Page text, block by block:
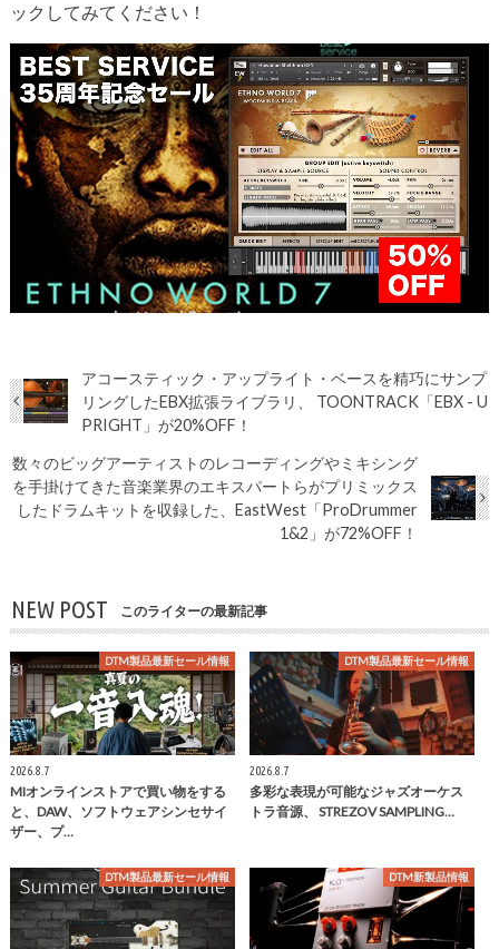
ックしてみてください！
アコースティック・アップライト・ベースを精巧にサンプ
リングしたEBX拡張ライブラリ、 TOONTRACK「EBX - U
PRIGHT」が20%OFF！
数々のビッグアーティストのレコーディングやミキシング
を手掛けてきた音楽業界のエキスパートらがプリミックス
したドラムキットを収録した、EastWest「ProDrummer
1&2」が72%OFF！
NEW POST このライターの最新記事
DTM製品最新セール情報
2026.8.7
MIオンラインストアで買い物をする
と、DAW、ソフトウェアシンセサイ
ザー、プ…
DTM製品最新セール情報
2026.8.7
多彩な表現が可能なジャズオーケス
トラ音源、 STREZOV SAMPLING…
DTM製品最新セール情報 DTM新製品情報